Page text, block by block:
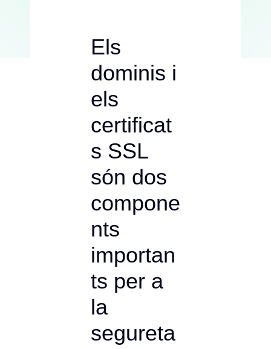
Els
dominis i
els
certificat
s SSL
són dos
compone
nts
importan
ts per a
la
segureta